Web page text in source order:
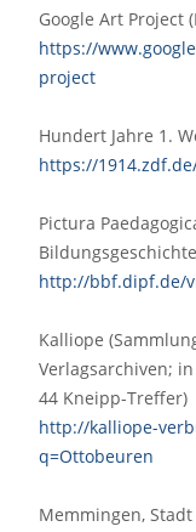
Google Art Project
https://
project
Hundert Jahre 1.
https://
Pictura
http://bbf.dipf.de/
Kalliope
Verlagsarchiven;
44 Kneipp-Treffer)
http://kalliope-
q=Ottobeuren
Memmingen,